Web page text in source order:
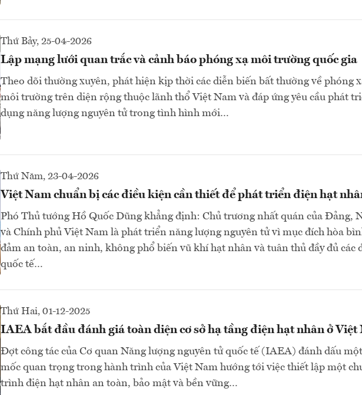
Thứ Bảy, 25-04-2026
Lập mạng lưới quan trắc và cảnh báo phóng xạ môi trường quốc gia
Theo dõi thường xuyên, phát hiện kịp thời các diễn biến bất thường về phóng
môi trường trên diện rộng thuộc lãnh thổ Việt Nam và đáp ứng yêu cầu phát
dụng năng lượng nguyên tử trong tình hình mới…
Thứ Năm, 23-04-2026
Việt Nam chuẩn bị các điều kiện cần thiết để phát triển điện hạt
Phó Thủ tướng Hồ Quốc Dũng khẳng định: Chủ trương nhất quán của Đảng,
và Chính phủ Việt Nam là phát triển năng lượng nguyên tử vì mục đích hòa
đảm an toàn, an ninh, không phổ biến vũ khí hạt nhân và tuân thủ đầy đủ các
quốc tế…
Thứ Hai, 01-12-2025
IAEA bắt đầu đánh giá toàn diện cơ sở hạ tầng điện hạt nhân ở Việt
Đợt công tác của Cơ quan Năng lượng nguyên tử quốc tế (IAEA) đánh dấu
mốc quan trọng trong hành trình của Việt Nam hướng tới việc thiết lập một
trình điện hạt nhân an toàn, bảo mật và bền vững…